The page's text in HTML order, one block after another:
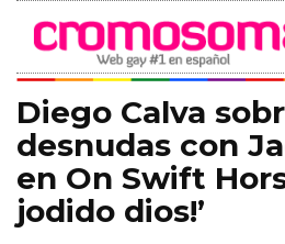
Diego Calva
desnudas con
en On Swift
jodido dios!’